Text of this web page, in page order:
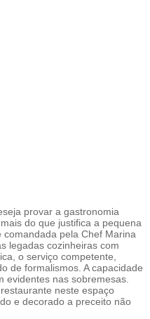
provar a gastronomia
do que justifica a pequena
pela Chef Marina
legadas cozinheiras com
o serviço competente,
de formalismos. A capacidade
evidentes nas sobremesas.
neste espaço
e decorado a preceito não